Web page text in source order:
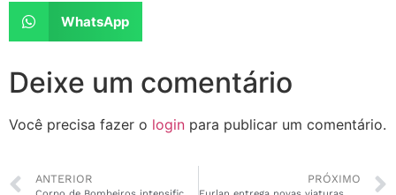
WhatsApp
Deixe um comentário
Você precisa fazer o login para publicar um comentário.
ANTERIOR PRÓXIMO